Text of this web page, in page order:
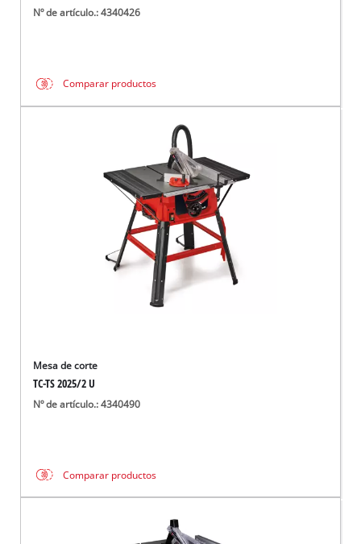
Nº de artículo.: 4340426
Comparar productos
Mesa de corte
TC-TS 2025/2 U
Nº de artículo.: 4340490
Comparar productos